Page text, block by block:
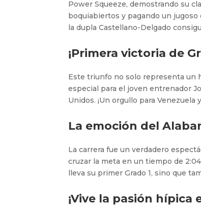
Power Squeeze, demostrando su
boquiabiertos y pagando un jugoso
la dupla Castellano-Delgado
¡Primera victoria de
Este triunfo no solo representa un
especial para el joven entrenador
Unidos. ¡Un orgullo para Venezuela
La emoción del
La carrera fue un verdadero
cruzar la meta en un tiempo de
lleva su primer Grado 1, sino que
¡Vive la pasión hípica